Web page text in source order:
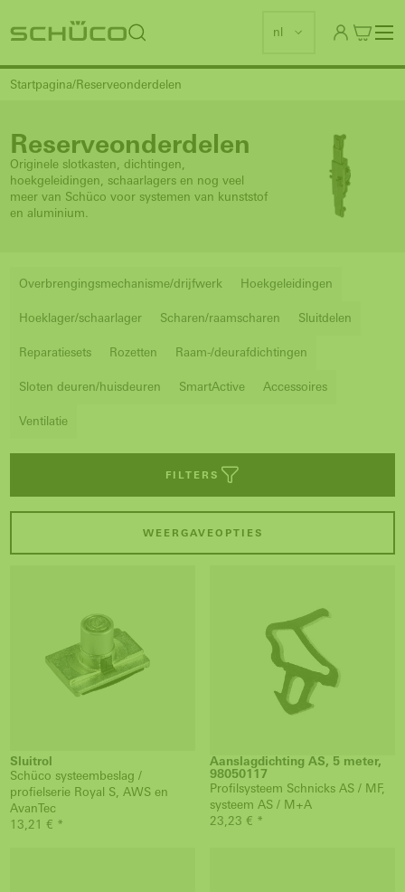
nl
Startpagina Reserveonderdelen
Reserveonderdelen
Originele slotkasten, dichtingen,
hoekgeleidingen, schaarlagers en nog veel
meer van Schüco voor systemen van kunststof
en aluminium.
Overbrengingsmechanisme/drijfwerk Hoekgeleidingen
Hoeklager/schaarlager Scharen/raamscharen Sluitdelen
Reparatiesets Rozetten Raam-/deurafdichtingen
Sloten deuren/huisdeuren SmartActive Accessoires
Ventilatie
FILTERS
WEERGAVEOPTIES
Sluitrol
Schüco systeembeslag /
profielserie Royal S, AWS en
AvanTec
13,21 € *
Aanslagdichting AS, 5 meter,
98050117
Profilsysteem Schnicks AS / MF,
systeem AS / M+A
23,23 € *